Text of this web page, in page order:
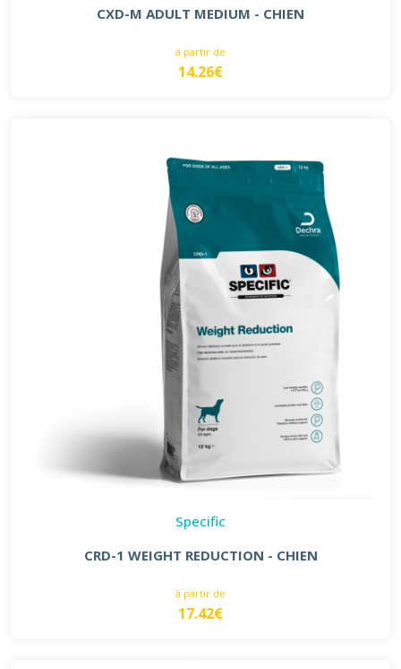
CXD-M ADULT MEDIUM - CHIEN
à partir de
14.26€
Specific
CRD-1 WEIGHT REDUCTION - CHIEN
à partir de
17.42€